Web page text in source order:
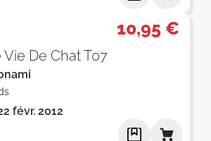
10,95 €
Vie De Chat T07
févr. 2012